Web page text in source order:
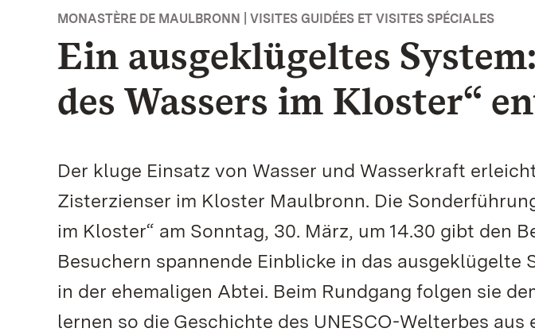
MONASTÈRE DE MAULBRONN | VISITES GUIDÉES ET VISITES SPÉCIALES
Ein ausgeklügeltes
des Wassers im Kloster“
Der kluge Einsatz von Wasser und Wasserkraft
Zisterzienser im Kloster Maulbronn. Die
im Kloster“ am Sonntag, 30. März, um 14.30 gibt den
Besuchern spannende Einblicke in das ausgeklügelte
in der ehemaligen Abtei. Beim Rundgang folgen sie
lernen so die Geschichte des UNESCO-Welterbes